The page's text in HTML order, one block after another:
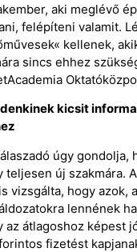
aki meglévő
felépíteni valamit.
kellenek,
sincs ehhez
kicsit
úgy gondolja,
teljesen új szakmára.
vizsgálta, hogy azok,
lennének
átlagoshoz képest
fizetést